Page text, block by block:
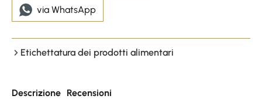
via WhatsApp
Etichettatura dei prodotti alimentari
Descrizione Recensioni